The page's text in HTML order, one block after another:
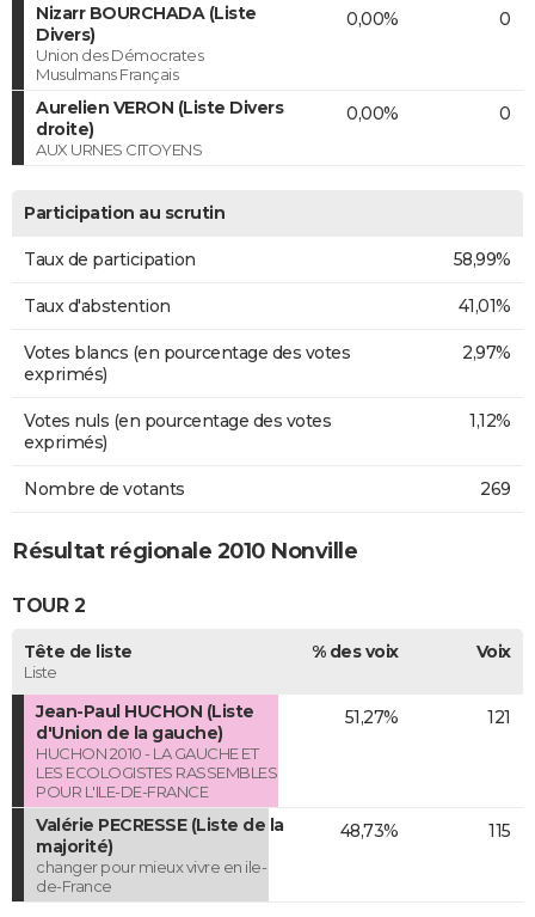
Nizarr BOURCHADA (Liste
Divers)
Union des Démocrates
Musulmans Français
0,00% 0
Aurelien VERON (Liste Divers
droite)
AUX URNES CITOYENS
0,00% 0
Participation au scrutin
Taux de participation 58,99%
Taux d'abstention 41,01%
Votes blancs (en pourcentage des votes
exprimés)
2,97%
Votes nuls (en pourcentage des votes
exprimés)
1,12%
Nombre de votants 269
Résultat régionale 2010 Nonville
TOUR 2
Tête de liste
Liste
% des voix Voix
Jean-Paul HUCHON (Liste
d'Union de la gauche)
HUCHON 2010 - LA GAUCHE ET
LES ECOLOGISTES RASSEMBLES
POUR L'ILE-DE-FRANCE
51,27% 121
Valérie PECRESSE (Liste de la
majorité)
changer pour mieux vivre en ile-
de-France
48,73% 115